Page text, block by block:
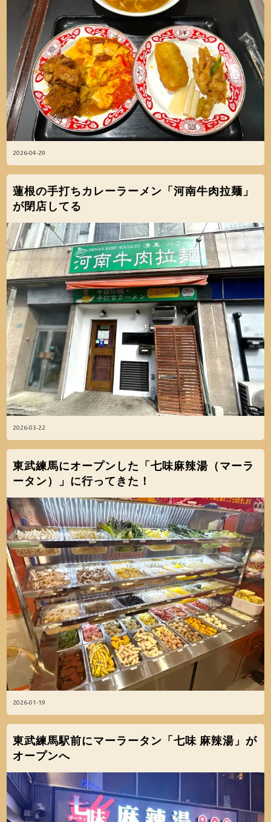
2026-04-29
2026-03-22
蓮根の手打ちカレーラーメン「河南牛肉拉麺」
が閉店してる
2026-01-19
東武練馬にオープンした「七味麻辣湯（マーラ
ータン）」に行ってきた！
東武練馬駅前にマーラータン「七味 麻辣湯」が
オープンへ